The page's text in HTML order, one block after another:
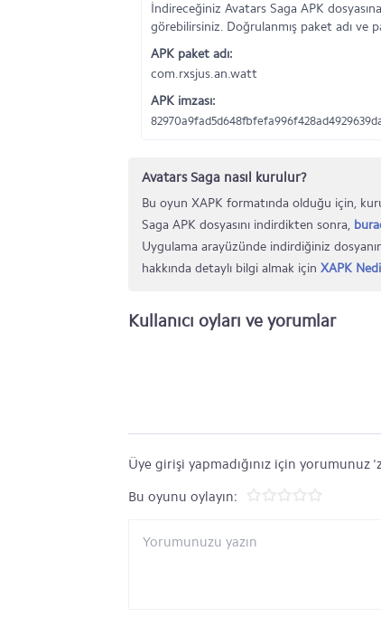
İndireceğiniz Avatars Saga APK
görebilirsiniz. Doğrulanmış paket adı ve
APK paket adı:
com.rxsjus.an.watt
APK imzası:
Avatars Saga nasıl kurulur?
Bu oyun XAPK formatında olduğu için,
Saga APK dosyasını indirdikten sonra,
Uygulama arayüzünde indirdiğiniz
hakkında detaylı bilgi almak için XAPK
Kullanıcı oyları ve yorumlar
Üye girişi yapmadığınız için yorumunuz
Bu oyunu oylayın: